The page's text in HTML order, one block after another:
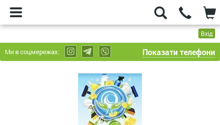
Вхід
Ми в соцмережах: Показати телефони